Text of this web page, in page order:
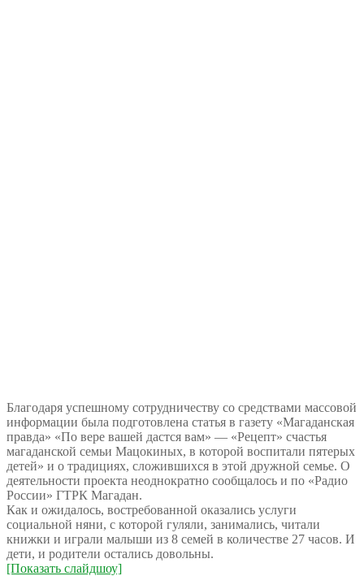
Благодаря успешному сотрудничеству со средствами массовой
информации была подготовлена статья в газету «Магаданская
правда» «По вере вашей дастся вам» — «Рецепт» счастья
магаданской семьи Мацокиных, в которой воспитали пятерых
детей» и о традициях, сложившихся в этой дружной семье. О
деятельности проекта неоднократно сообщалось и по «Радио
России» ГТРК Магадан.
Как и ожидалось, востребованной оказались услуги
социальной няни, с которой гуляли, занимались, читали
книжки и играли малыши из 8 семей в количестве 27 часов. И
дети, и родители остались довольны.
[Показать слайдшоу]